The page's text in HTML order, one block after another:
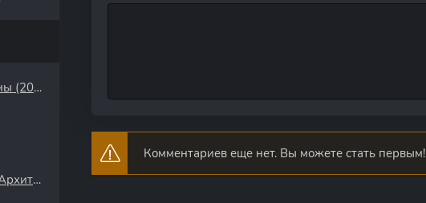
Комментариев еще нет. Вы можете стать первым!
Мег: Монстр глубины (2018)
Невский. Охота на Архитектора (2021)